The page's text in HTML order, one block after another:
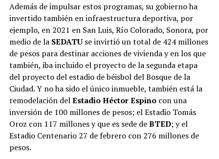
Además de impulsar estos programas, su gobierno ha
invertido también en infraestructura deportiva, por
ejemplo, en 2021 en San Luis, Río Colorado, Sonora, por
medio de la SEDATUse invirtió un total de 424 millones
de pesos para destinar acciones de vivienda y en los que
también, iba incluido el proyecto de la segunda etapa
del proyecto del estadio de béisbol del Bosque de la
Ciudad. Y no ha sido el único inmueble, también está la
remodelación delEstadio Héctor Espinocon una
inversión de 100 millones de pesos; el Estadio Tomás
Oroz con 117 millones y que es sede deBTED; y el
Estadio Centenario 27 de febrero con 276 millones de
pesos.